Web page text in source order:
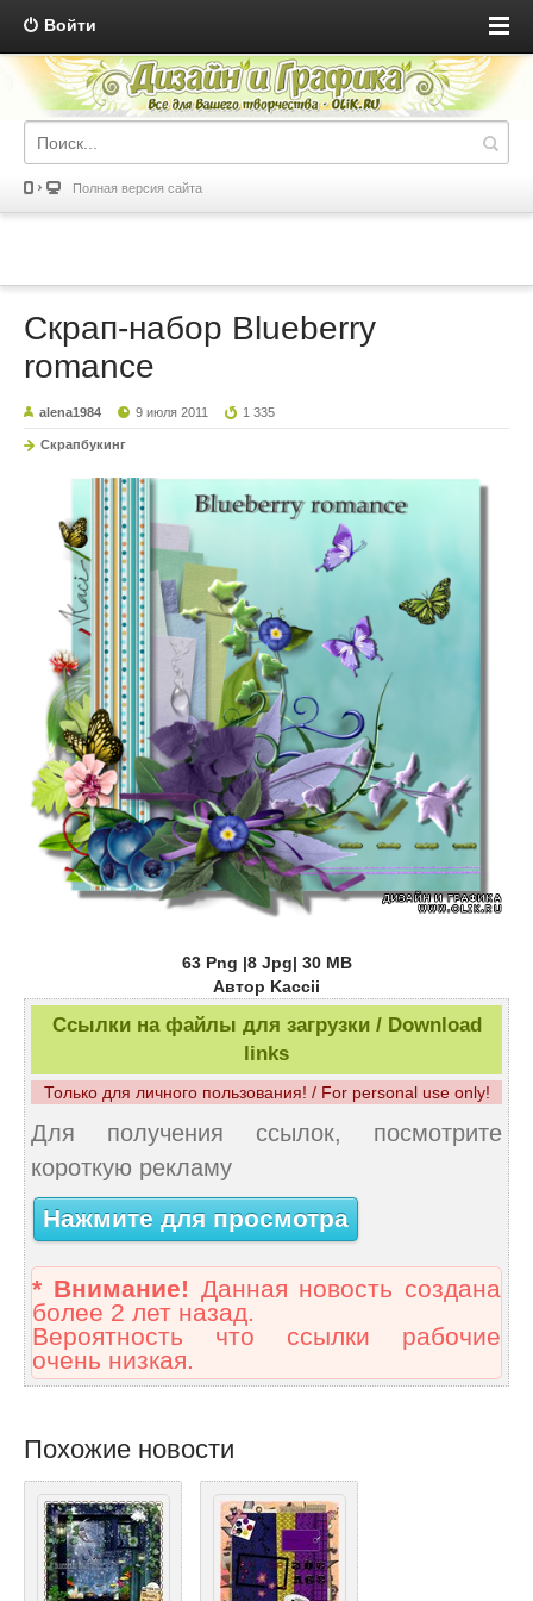
Войти
Полная версия сайта
Скрап-набор Blueberry
romance
alena1984 9 июля 2011 1 335
Скрапбукинг
63 Png |8 Jpg| 30 MB
Автор Kaccii
Ссылки на файлы для загрузки / Download
links
Только для личного пользования! / For personal use only!
Для получения ссылок, посмотрите
короткую рекламу
Нажмите для просмотра
* Внимание! Данная новость создана
более 2 лет назад.
Вероятность что ссылки рабочие
очень низкая.
Похожие новости